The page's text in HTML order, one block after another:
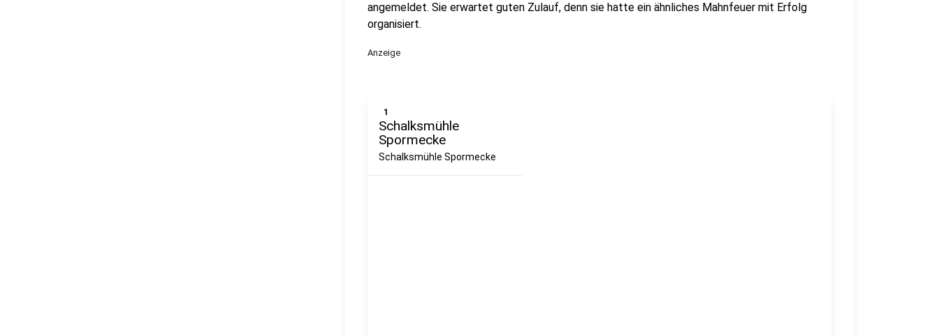
angemeldet. Sie erwartet guten Zulauf, denn sie hatte ein ähnliches Mahnfeuer mit Erfolg
organisiert.
Anzeige
1
Schalksmühle
Spormecke
Schalksmühle Spormecke